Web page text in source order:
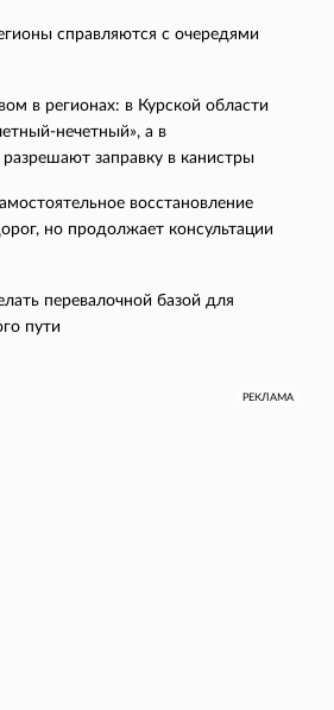
справляются с очередями
в регионах: в Курской области
нечетный», а в
заправку в канистры
восстановление
но продолжает консультации
перевалочной базой для
пути
РЕКЛАМА